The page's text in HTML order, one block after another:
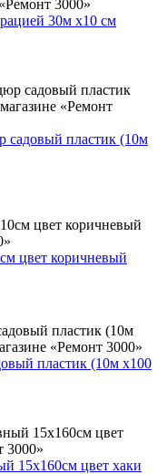
30м х10 см
пластик (10м
цвет коричневый
пластик (10м х100
15x160см цвет хаки